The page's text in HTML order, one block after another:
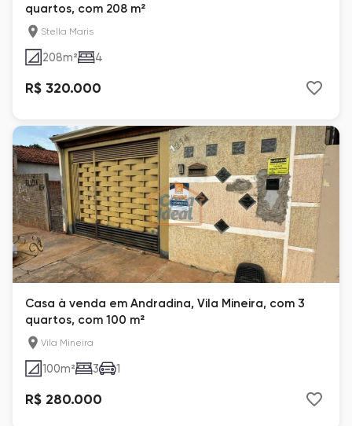
quartos, com 208 m²
Stella Maris
208m² 4
R$ 320.000
Casa à venda em Andradina, Vila Mineira, com 3
quartos, com 100 m²
Vila Mineira
100m² 3 1
R$ 280.000